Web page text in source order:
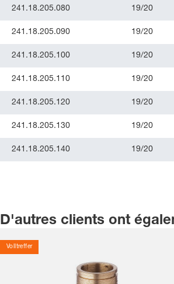
241.18.205.080 19/20
241.18.205.090 19/20
241.18.205.100 19/20
241.18.205.110 19/20
241.18.205.120 19/20
241.18.205.130 19/20
241.18.205.140 19/20
D'autres clients ont
Volltreffer